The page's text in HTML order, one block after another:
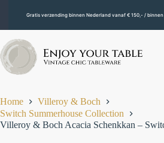
Gratis verzending binnen Nederland vanaf € 150,- /
Home
Villeroy & Boch
Switch Summerhouse Collection
Villeroy & Boch Acacia Schenkkan –